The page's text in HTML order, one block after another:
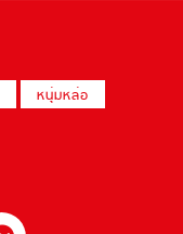
หนุ่มหล่อ